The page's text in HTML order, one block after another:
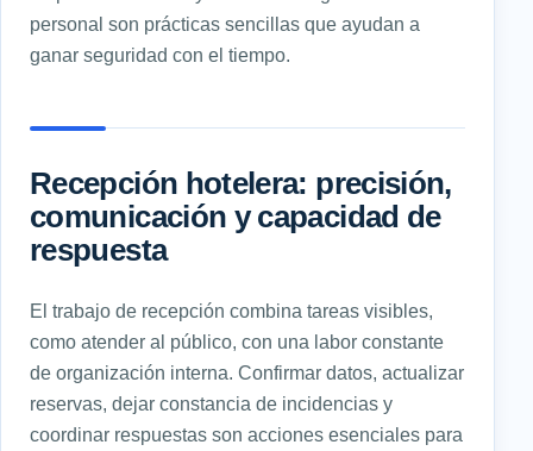
personal son prácticas sencillas que ayudan a
ganar seguridad con el tiempo.
Recepción hotelera: precisión,
comunicación y capacidad de
respuesta
El trabajo de recepción combina tareas visibles,
como atender al público, con una labor constante
de organización interna. Confirmar datos, actualizar
reservas, dejar constancia de incidencias y
coordinar respuestas son acciones esenciales para